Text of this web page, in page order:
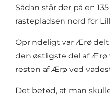
Sådan står der på en
rastepladsen nord for
Oprindeligt var Ærø delt
den østligste del af Ærø
resten af Ærø ved
Det betød, at man